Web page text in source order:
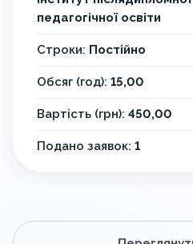
педагогічної освіти
Строки: Постійно
Обсяг (год): 15,00
Вартість (грн): 450,00
Подано заявок: 1